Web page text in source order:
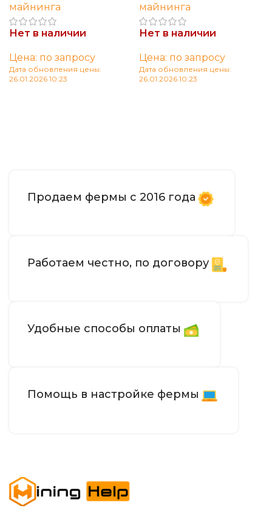
майнинга
Нет в наличии
Цена: по запросу
Дата обновления цены:
26.01.2026 10:23
майнинга
Нет в наличии
Цена: по запросу
Дата обновления цены:
26.01.2026 10:23
Продаем фермы с 2016 года
Работаем честно, по договору
Удобные способы оплаты
Помощь в настройке фермы